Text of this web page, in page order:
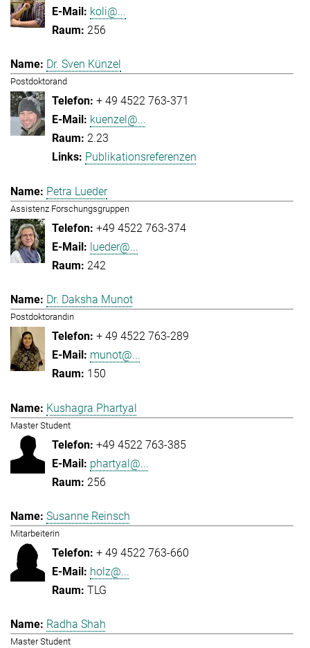
koli@...
256
Dr. Sven Künzel
Postdoktorand
+ 49 4522 763-371
kuenzel@...
2.23
Publikationsreferenzen
Petra Lueder
Assistenz Forschungsgruppen
+49 4522 763-374
lueder@...
242
Dr. Daksha Munot
Postdoktorandin
+ 49 4522 763-289
munot@...
150
Kushagra Phartyal
Master Student
+49 4522 763-385
phartyal@...
256
Susanne Reinsch
Mitarbeiterin
+ 49 4522 763-660
holz@...
TLG
Radha Shah
Master Student